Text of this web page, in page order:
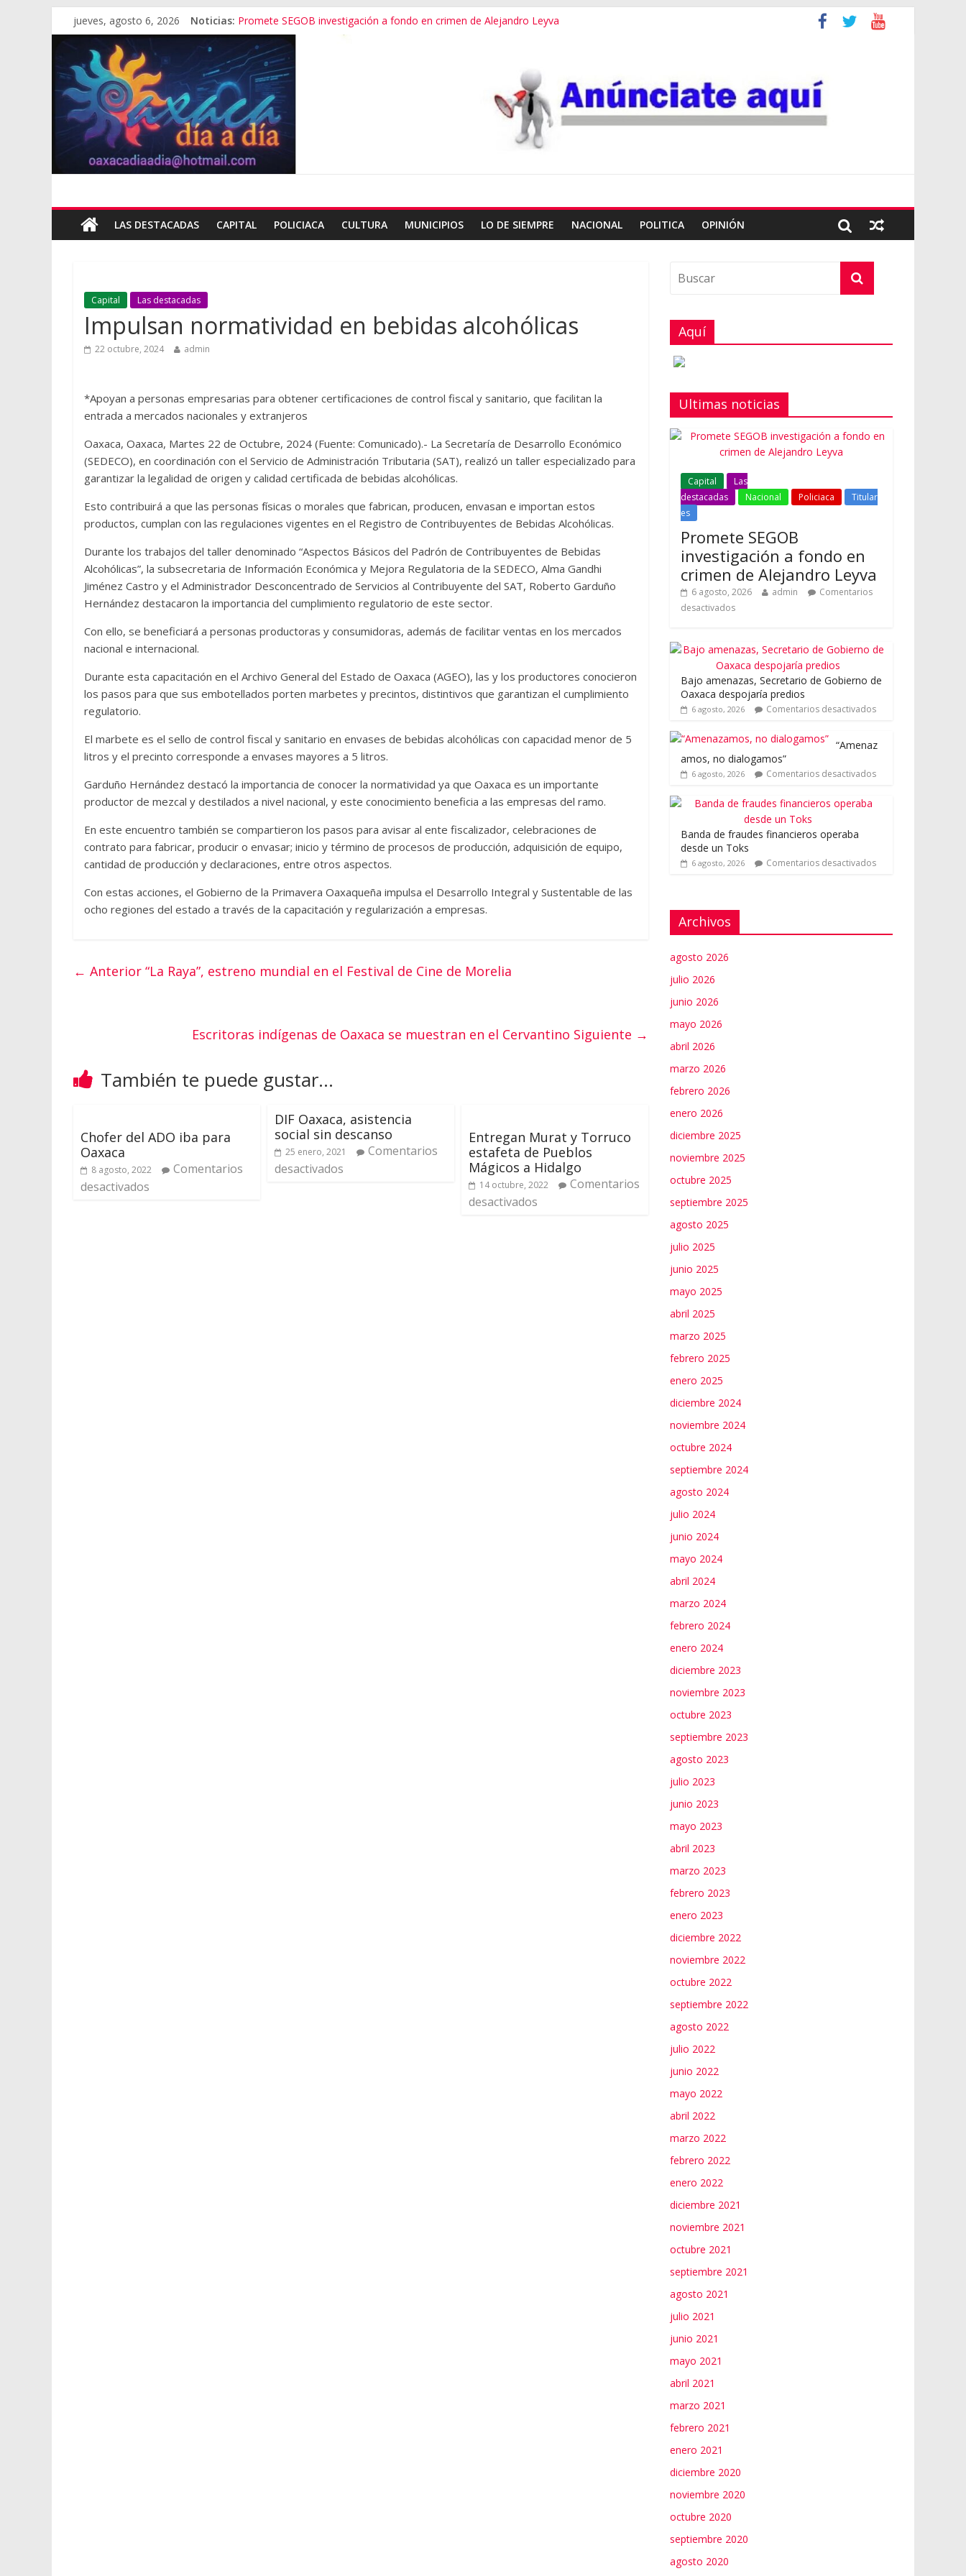
jueves, agosto 6, 2026 Noticias: Promete SEGOB investigación a fondo en crimen de Alejandro Leyva
Bajo amenazas, Secretario de Gobierno de Oaxaca despojaría predios
“Amenazamos, no dialogamos”
Banda de fraudes financieros operaba desde un Toks
El tema de Alejandro Leyva no debe desviarse: Pedro Matías
LAS DESTACADAS CAPITAL POLICIACA CULTURA MUNICIPIOS LO DE SIEMPRE NACIONAL POLITICA OPINIÓN
Capital Las destacadas
Impulsan normatividad en bebidas alcohólicas
22 octubre, 2024 admin
*Apoyan a personas empresarias para obtener certificaciones de control fiscal y sanitario, que facilitan la
entrada a mercados nacionales y extranjeros
Oaxaca, Oaxaca, Martes 22 de Octubre, 2024 (Fuente: Comunicado).- La Secretaría de Desarrollo Económico
(SEDECO), en coordinación con el Servicio de Administración Tributaria (SAT), realizó un taller especializado para
garantizar la legalidad de origen y calidad certificada de bebidas alcohólicas.
Esto contribuirá a que las personas físicas o morales que fabrican, producen, envasan e importan estos
productos, cumplan con las regulaciones vigentes en el Registro de Contribuyentes de Bebidas Alcohólicas.
Durante los trabajos del taller denominado “Aspectos Básicos del Padrón de Contribuyentes de Bebidas
Alcohólicas”, la subsecretaria de Información Económica y Mejora Regulatoria de la SEDECO, Alma Gandhi
Jiménez Castro y el Administrador Desconcentrado de Servicios al Contribuyente del SAT, Roberto Garduño
Hernández destacaron la importancia del cumplimiento regulatorio de este sector.
Con ello, se beneficiará a personas productoras y consumidoras, además de facilitar ventas en los mercados
nacional e internacional.
Durante esta capacitación en el Archivo General del Estado de Oaxaca (AGEO), las y los productores conocieron
los pasos para que sus embotellados porten marbetes y precintos, distintivos que garantizan el cumplimiento
regulatorio.
El marbete es el sello de control fiscal y sanitario en envases de bebidas alcohólicas con capacidad menor de 5
litros y el precinto corresponde a envases mayores a 5 litros.
Garduño Hernández destacó la importancia de conocer la normatividad ya que Oaxaca es un importante
productor de mezcal y destilados a nivel nacional, y este conocimiento beneficia a las empresas del ramo.
En este encuentro también se compartieron los pasos para avisar al ente fiscalizador, celebraciones de
contrato para fabricar, producir o envasar; inicio y término de procesos de producción, adquisición de equipo,
cantidad de producción y declaraciones, entre otros aspectos.
Con estas acciones, el Gobierno de la Primavera Oaxaqueña impulsa el Desarrollo Integral y Sustentable de las
ocho regiones del estado a través de la capacitación y regularización a empresas.
← Anterior “La Raya”, estreno mundial en el Festival de Cine de Morelia
Escritoras indígenas de Oaxaca se muestran en el Cervantino Siguiente →
También te puede gustar...
Chofer del ADO iba para
Oaxaca
8 agosto, 2022
Comentarios
desactivados
DIF Oaxaca, asistencia
social sin descanso
25 enero, 2021
Comentarios
desactivados
Entregan Murat y Torruco
estafeta de Pueblos
Mágicos a Hidalgo
14 octubre, 2022
Comentarios
desactivados
Aquí
Ultimas noticias
Capital
Las
destacadas
Nacional Policiaca
Titular
es
Promete SEGOB
investigación a fondo en
crimen de Alejandro Leyva
6 agosto, 2026 admin
Comentarios
desactivados
Bajo amenazas, Secretario de Gobierno de
Oaxaca despojaría predios
6 agosto, 2026 Comentarios desactivados
“Amenaz
amos, no dialogamos”
6 agosto, 2026 Comentarios desactivados
Banda de fraudes financieros operaba
desde un Toks
6 agosto, 2026 Comentarios desactivados
Archivos
agosto 2026
julio 2026
junio 2026
mayo 2026
abril 2026
marzo 2026
febrero 2026
enero 2026
diciembre 2025
noviembre 2025
octubre 2025
septiembre 2025
agosto 2025
julio 2025
junio 2025
mayo 2025
abril 2025
marzo 2025
febrero 2025
enero 2025
diciembre 2024
noviembre 2024
octubre 2024
septiembre 2024
agosto 2024
julio 2024
junio 2024
mayo 2024
abril 2024
marzo 2024
febrero 2024
enero 2024
diciembre 2023
noviembre 2023
octubre 2023
septiembre 2023
agosto 2023
julio 2023
junio 2023
mayo 2023
abril 2023
marzo 2023
febrero 2023
enero 2023
diciembre 2022
noviembre 2022
octubre 2022
septiembre 2022
agosto 2022
julio 2022
junio 2022
mayo 2022
abril 2022
marzo 2022
febrero 2022
enero 2022
diciembre 2021
noviembre 2021
octubre 2021
septiembre 2021
agosto 2021
julio 2021
junio 2021
mayo 2021
abril 2021
marzo 2021
febrero 2021
enero 2021
diciembre 2020
noviembre 2020
octubre 2020
septiembre 2020
agosto 2020